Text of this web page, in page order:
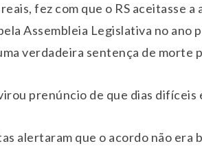
fez com que o RS aceitasse
Assembleia Legislativa no ano
verdadeira sentença de morte
prenúncio de que dias
alertaram que o acordo não